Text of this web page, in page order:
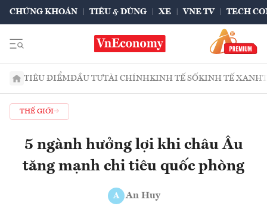
CHỨNG KHOÁN TIÊU & DÙNG XE VNE TV TECH
TIÊU ĐIỂMĐẦU TƯTÀI CHÍNHKINH TẾ SỐKINH TẾ XANH
THẾ GIỚI
5 ngành hưởng lợi khi châu Âu
tăng mạnh chi tiêu quốc phòng
A An Huy